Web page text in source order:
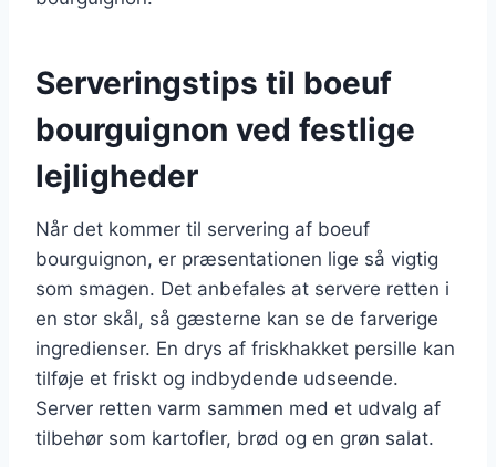
Serveringstips til boeuf
bourguignon ved festlige
lejligheder
Når det kommer til servering af boeuf
bourguignon, er præsentationen lige så vigtig
som smagen. Det anbefales at servere retten i
en stor skål, så gæsterne kan se de farverige
ingredienser. En drys af friskhakket persille kan
tilføje et friskt og indbydende udseende.
Server retten varm sammen med et udvalg af
tilbehør som kartofler, brød og en grøn salat.